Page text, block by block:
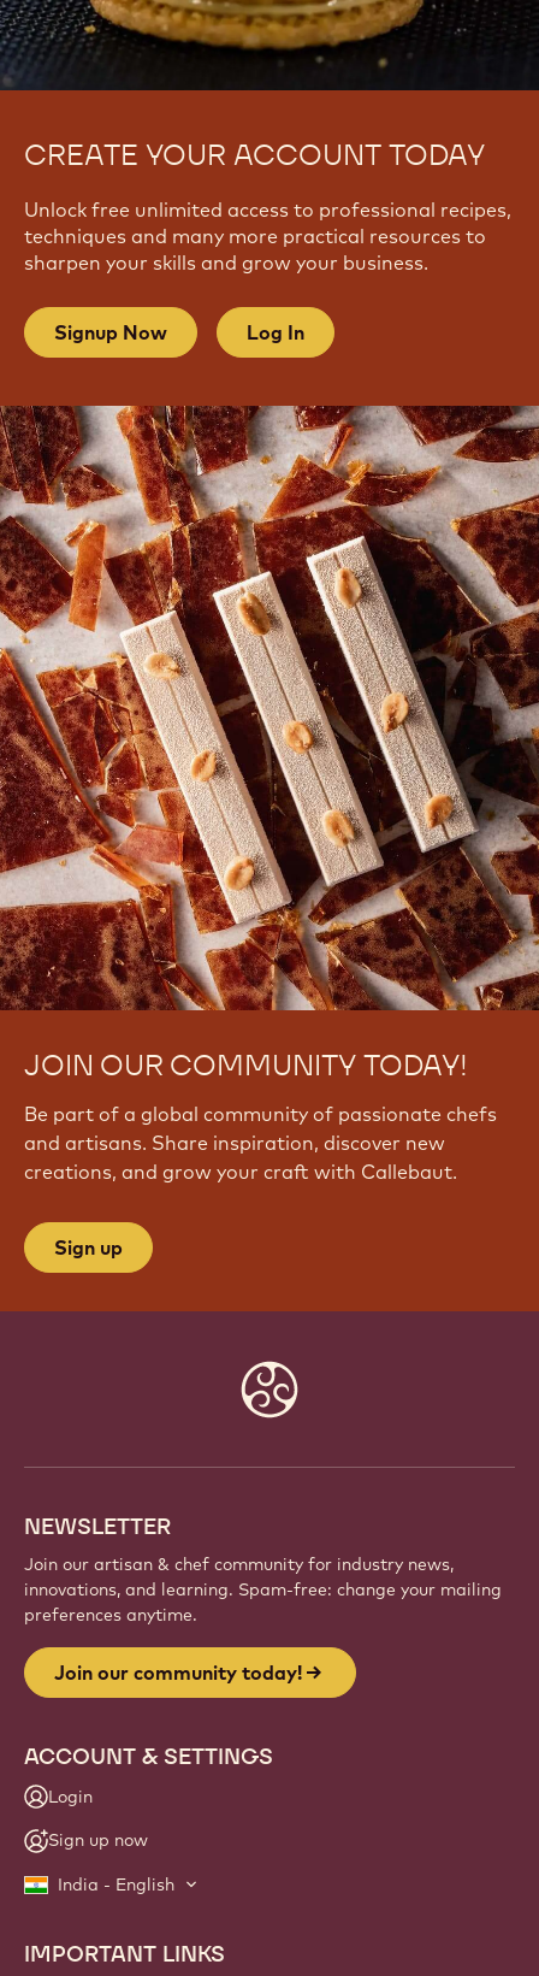
CREATE YOUR ACCOUNT TODAY
Unlock free unlimited access to professional recipes,
techniques and many more practical resources to
sharpen your skills and grow your business.
Signup Now Log In
JOIN OUR COMMUNITY TODAY!
Be part of a global community of passionate chefs
and artisans. Share inspiration, discover new
creations, and grow your craft with Callebaut.
Sign up
NEWSLETTER
Join our artisan & chef community for industry news,
innovations, and learning. Spam-free: change your mailing
preferences anytime.
Join our community today!
ACCOUNT & SETTINGS
Login
Sign up now
India - English
Footer
IMPORTANT LINKS